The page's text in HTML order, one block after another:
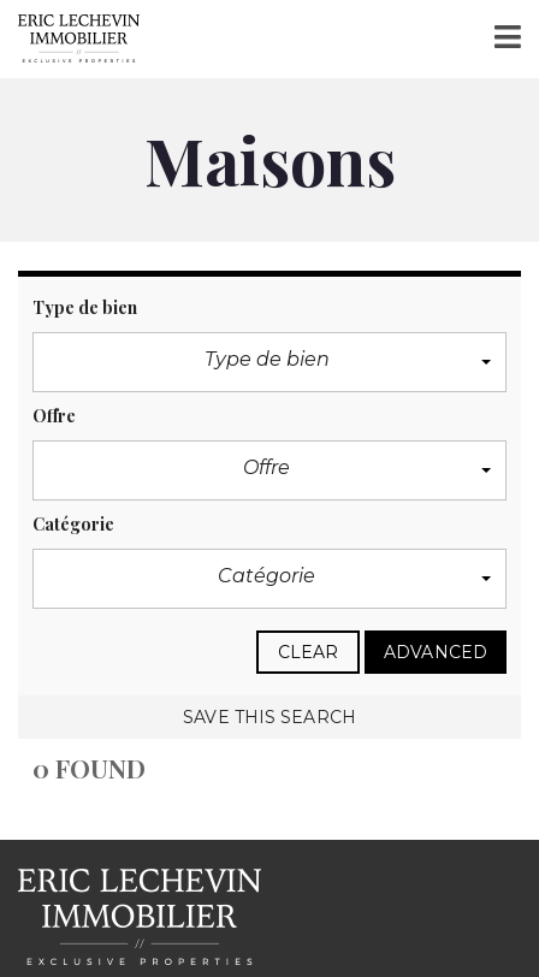
Maisons
Type de bien
Type de bien
Offre
Offre
Catégorie
Catégorie
CLEAR ADVANCED
SAVE THIS SEARCH
0 FOUND